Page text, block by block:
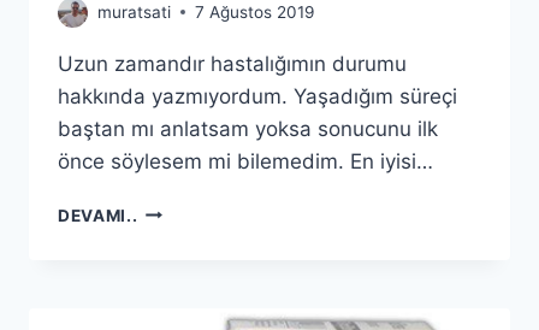
muratsati 7 Ağustos 2019
Uzun zamandır hastalığımın durumu
hakkında yazmıyordum. Yaşadığım süreçi
baştan mı anlatsam yoksa sonucunu ilk
önce söylesem mi bilemedim. En iyisi…
DEVAMI.. RITUKSUMAB